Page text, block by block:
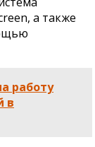
а также
работу
в